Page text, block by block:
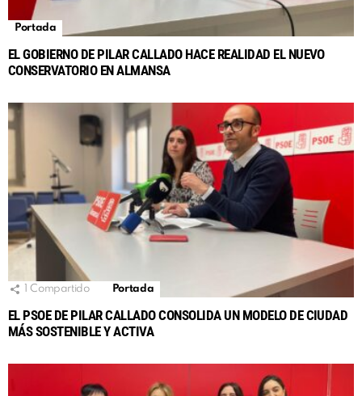
Portada
EL GOBIERNO DE PILAR CALLADO HACE REALIDAD EL NUEVO
CONSERVATORIO EN ALMANSA
Compartido Portada
EL PSOE DE PILAR CALLADO CONSOLIDA UN MODELO DE CIUDAD
MÁS SOSTENIBLE Y ACTIVA